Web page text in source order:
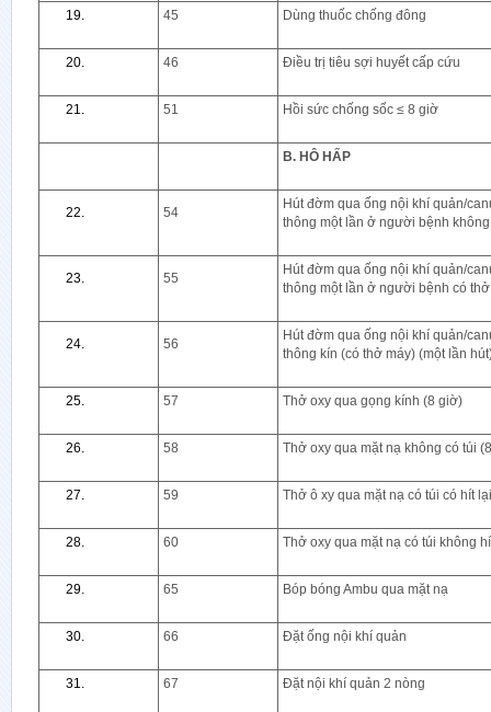
45 Dùng thuốc chống đông
46 Điều trị tiêu sợi huyết cấp cứu
51 Hồi sức chống sốc ≤ 8 giờ
B. HÔ HẤP
54
Hút đờm qua ống nội khí quản/
thông một lần ở người bệnh
55
Hút đờm qua ống nội khí quản/
thông một lần ở người bệnh có
56
Hút đờm qua ống nội khí quản/
thông kín (có thở máy) (một lần
57 Thở oxy qua gọng kính (8 giờ)
58 Thở oxy qua mặt nạ không có túi
59 Thở ô xy qua mặt nạ có túi có hít
60 Thở oxy qua mặt nạ có túi không
65 Bóp bóng Ambu qua mặt nạ
66 Đặt ống nội khí quản
67 Đặt nội khí quản 2 nòng
Khoa Dược
Khoa Giải phẫu bệnh lý
Khoa Kiểm soát nhiễm khuẩn
Khoa
Khoa
Khoa
Khoa
Đơn vị